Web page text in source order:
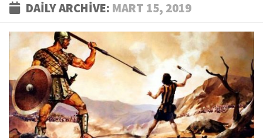
DAILY ARCHIVE: MART 15, 2019